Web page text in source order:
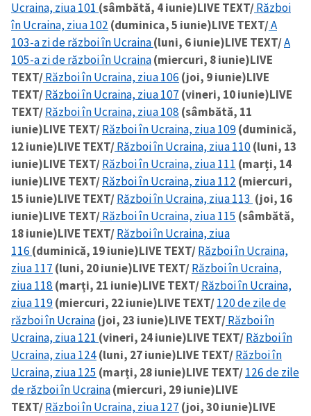
Ucraina, ziua 101 (sâmbătă, 4 iunie)LIVE TEXT/Război
în Ucraina, ziua 102 (duminica, 5 iunie)LIVE TEXT/A
103-a zi de război în Ucraina(luni, 6 iunie)LIVE TEXT/A
105-a zi de război în Ucraina(miercuri, 8 iunie)LIVE
TEXT/Război în Ucraina, ziua 106 (joi, 9 iunie)LIVE
TEXT/Război în Ucraina, ziua 107 (vineri, 10 iunie)LIVE
TEXT/Război în Ucraina, ziua 108 (sâmbătă, 11
iunie)LIVE TEXT/Război în Ucraina, ziua 109(duminică,
12 iunie)LIVE TEXT/Război în Ucraina, ziua 110(luni, 13
iunie)LIVE TEXT/Război în Ucraina, ziua 111 (marți, 14
iunie)LIVE TEXT/Război în Ucraina, ziua 112 (miercuri,
15 iunie)LIVE TEXT/Război în Ucraina, ziua 113 (joi, 16
iunie)LIVE TEXT/Război în Ucraina, ziua 115 (sâmbătă,
18 iunie)LIVE TEXT/Război în Ucraina, ziua
116 (duminică, 19 iunie)LIVE TEXT/Război în Ucraina,
ziua 117 (luni, 20 iunie)LIVE TEXT/Război în Ucraina,
ziua 118 (marți, 21 iunie)LIVE TEXT/Război în Ucraina,
ziua 119(miercuri, 22 iunie)LIVE TEXT/120 de zile de
război în Ucraina(joi, 23 iunie)LIVE TEXT/Război în
Ucraina, ziua 121 (vineri, 24 iunie)LIVE TEXT/Război în
Ucraina, ziua 124(luni, 27 iunie)LIVE TEXT/Război în
Ucraina, ziua 125 (marți, 28 iunie)LIVE TEXT/126 de zile
de război în Ucraina(miercuri, 29 iunie)LIVE
TEXT/Război în Ucraina, ziua 127 (joi, 30 iunie)LIVE